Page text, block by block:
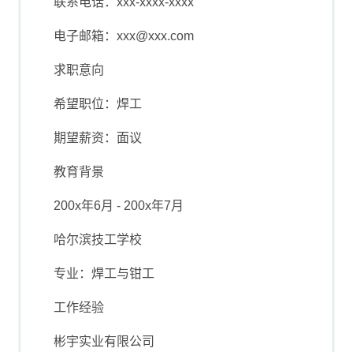
电子邮箱： xxx@xxx.com
求职意向
希望职位：焊工
期望薪资：面议
教育背景
200x年6月 - 200x年7月
哈尔滨技工学校
专业：焊工与钳工
工作经验
彬宇实业有限公司